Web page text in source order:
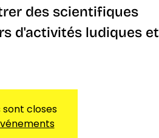
des scientifiques
d'activités ludiques et
sont closes